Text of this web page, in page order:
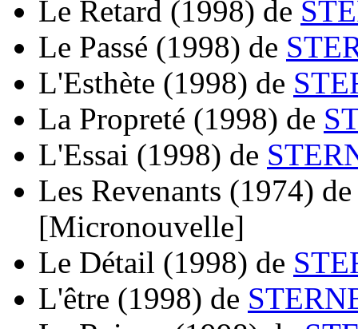
Le Retard (1998) de
Le Passé (1998) de
L'Esthète (1998) de
La Propreté (1998) de
L'Essai (1998) de
Les Revenants (1974)
[Micronouvelle]
Le Détail (1998) de
L'être (1998) de